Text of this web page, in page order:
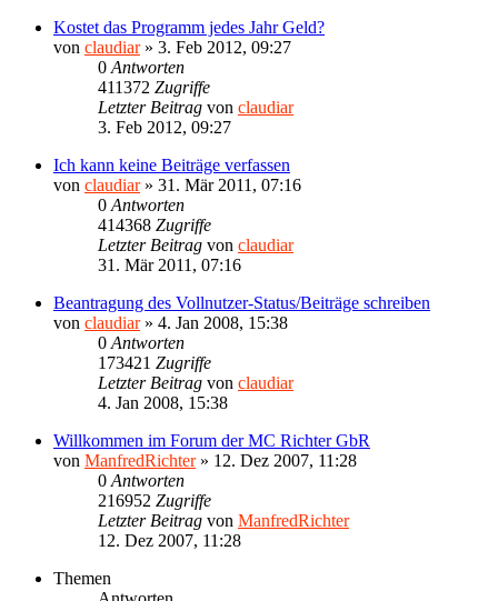
Kostet das Programm jedes Jahr Geld?
von claudiar» 3. Feb 2012, 09:27
0 Antworten
411372 Zugriffe
Letzter Beitrag von claudiar
3. Feb 2012, 09:27
Ich kann keine Beiträge verfassen
von claudiar» 31. Mär 2011, 07:16
0 Antworten
414368 Zugriffe
Letzter Beitrag von claudiar
31. Mär 2011, 07:16
Beantragung des Vollnutzer-Status/Beiträge schreiben
von claudiar» 4. Jan 2008, 15:38
0 Antworten
173421 Zugriffe
Letzter Beitrag von claudiar
4. Jan 2008, 15:38
Willkommen im Forum der MC Richter GbR
von ManfredRichter» 12. Dez 2007, 11:28
0 Antworten
216952 Zugriffe
Letzter Beitrag von ManfredRichter
12. Dez 2007, 11:28
Themen